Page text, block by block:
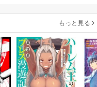
（コミック） ： 1
もっと見る